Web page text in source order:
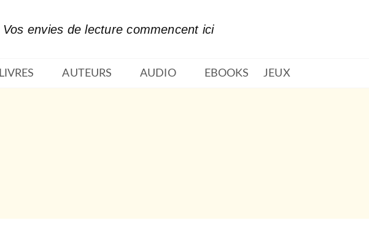
Vos envies de lecture commencent ici
LIVRES AUTEURS AUDIO EBOOKS JEUX